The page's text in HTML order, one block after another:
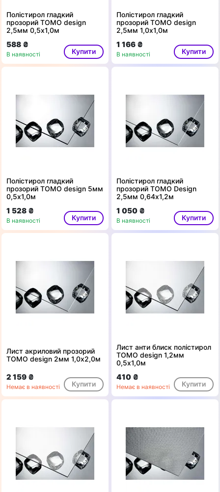
Полістирол гладкий
прозорий ТОМО design
2,5мм 0,5х1,0м
588 ₴
В наявності Купити
Полістирол гладкий
прозорий ТОМО design
2,5мм 1,0х1,0м
1 166 ₴
В наявності Купити
Полістирол гладкий
прозорий ТОМО design 5мм
0,5х1,0м
1 528 ₴
В наявності Купити
Полістирол гладкий
прозорий ТОМО Design
2,5мм 0,64х1,2м
1 050 ₴
В наявності Купити
Лист акриловий прозорий
ТОМО design 2мм 1,0x2,0м
2 159 ₴
Немає в наявності Купити
Лист анти блиск полістирол
ТОМО design 1,2мм
0,5х1,0м
410 ₴
Немає в наявності Купити